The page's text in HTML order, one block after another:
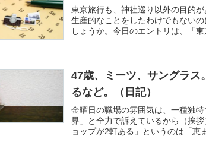
東京旅行も、神社巡り以外の目的
生産的なことをしたわけでもない
しょうか。今日のエントリは、「
47歳、ミーツ、サングラス
るなど。（日記）
金曜日の職場の雰囲気は、一種独
界」と全力で訴えているから（挨
ョップが2軒ある」というのは「恵